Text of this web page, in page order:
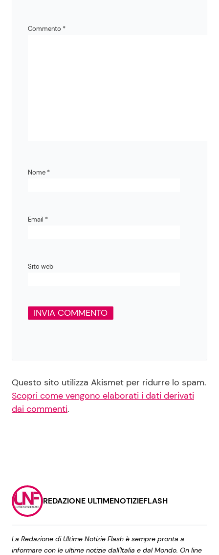
Commento *
Nome *
Email *
Sito web
Questo sito utilizza Akismet per ridurre lo spam.
Scopri come vengono elaborati i dati derivati
dai commenti.
REDAZIONE ULTIMENOTIZIEFLASH
La Redazione di Ultime Notizie Flash è sempre pronta a
informare con le ultime notizie dall'Italia e dal Mondo. On line